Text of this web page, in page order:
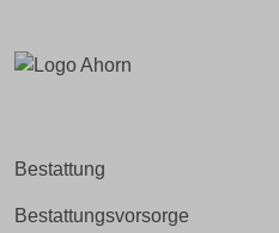
Bestattung
Bestattungsvorsorge